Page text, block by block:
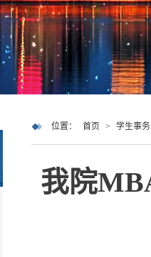
位置： 首页 > 学生事务
我院